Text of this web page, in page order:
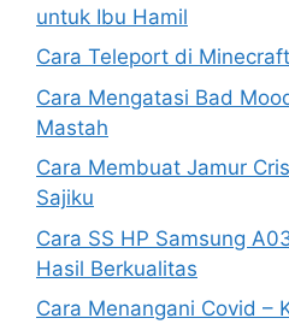
untuk Ibu Hamil
Cara Teleport di
Cara Mengatasi Bad
Mastah
Cara Membuat Jamur
Sajiku
Cara SS HP Samsung
Hasil Berkualitas
Cara Menangani Covid –